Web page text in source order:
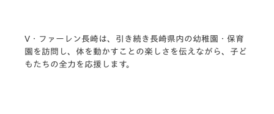
V・ファーレン長崎は、引き続き長崎県内の幼稚園・保育
園を訪問し、体を動かすことの楽しさを伝えながら、子ど
もたちの全力を応援します。